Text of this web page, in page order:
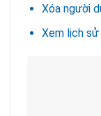
Xóa người
Xem lịch